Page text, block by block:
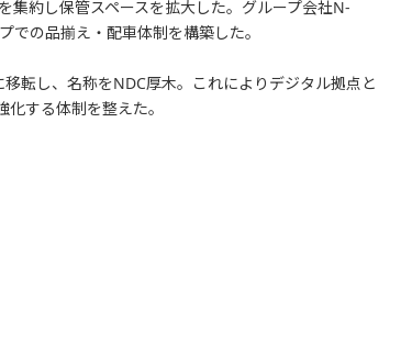
集約し保管スペースを拡大した。グループ会社N-
の品揃え・配車体制を構築した。
転し、名称をNDC厚木。これによりデジタル拠点と
する体制を整えた。